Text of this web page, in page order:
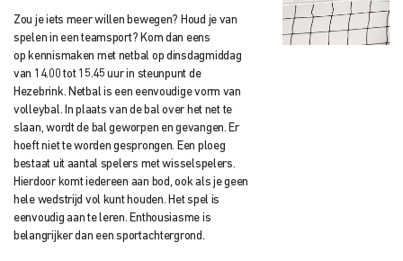
Zou je iets meer willen bewegen? Houd je van
spelen in een teamsport? Kom dan eens
op kennismaken met netbal op dinsdagmiddag
van 14.00 tot 15.45 uur in steunpunt de
Hezebrink. Netbal is een eenvoudige vorm van
volleybal. I n plaats van de bal over het net te
slaan, wordt de bal geworpen en gevangen. Er
hoeftniet te worden gesprongen. Een ploeg
bestaat uit aantal spelers met wisselspelers.
Hierdoor komt iedereen aan bod, ook als je geen
hele wedstrijd vol kunt houden. Het spel is
eenvoudig aan te leren. Enthousiasme is
belangrijker dan een sportachtergrond.